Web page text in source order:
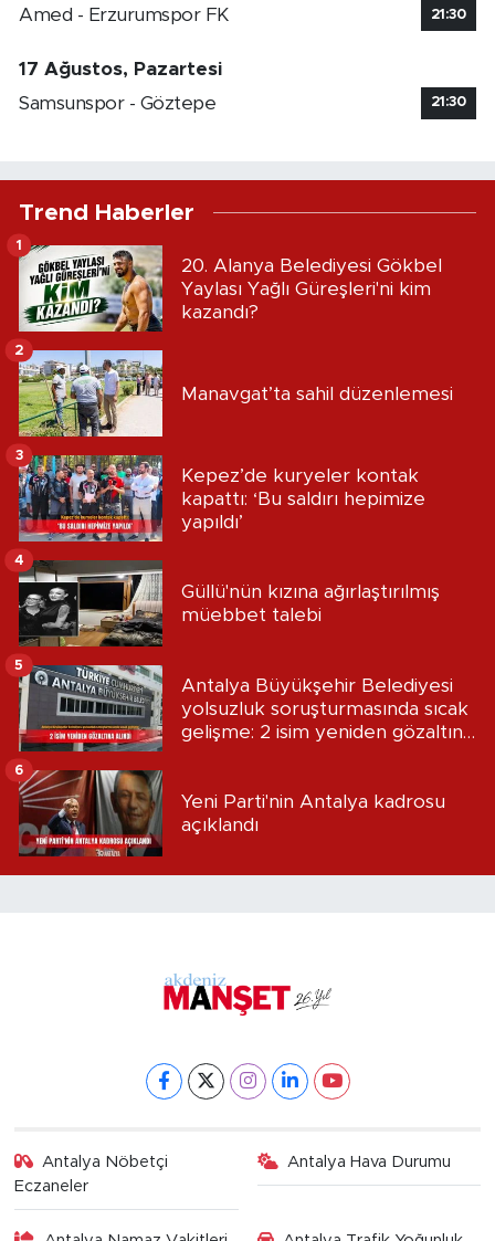
Amed - Erzurumspor FK 21:30
17 Ağustos, Pazartesi
Samsunspor - Göztepe
21:30
Trend Haberler
20. Alanya Belediyesi Gökbel
Yaylası Yağlı Güreşleri'ni kim
kazandı?
1
Manavgat’ta sahil düzenlemesi
2
Kepez’de kuryeler kontak
kapattı: ‘Bu saldırı hepimize
yapıldı’
3
Güllü'nün kızına ağırlaştırılmış
müebbet talebi
4
Antalya Büyükşehir Belediyesi
yolsuzluk soruşturmasında sıcak
gelişme: 2 isim yeniden gözaltına
5
Yeni Parti'nin Antalya kadrosu
açıklandı
6
Antalya Nöbetçi
Eczaneler
Antalya Hava Durumu